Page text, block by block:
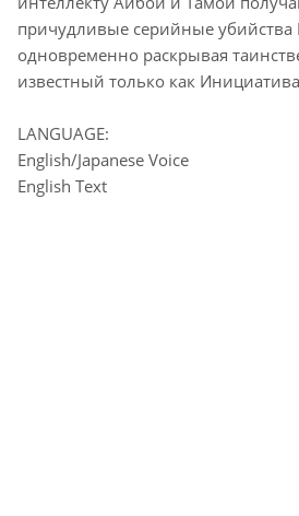
причудливые серийные убийства
одновременно раскрывая
известный только как
LANGUAGE:
English/Japanese Voice
English Text